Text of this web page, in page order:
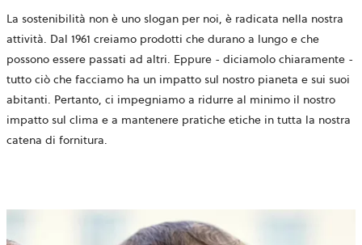
La sostenibilità non è uno slogan per noi, è radicata nella nostra
attività. Dal 1961 creiamo prodotti che durano a lungo e che
possono essere passati ad altri. Eppure - diciamolo chiaramente -
tutto ciò che facciamo ha un impatto sul nostro pianeta e sui suoi
abitanti. Pertanto, ci impegniamo a ridurre al minimo il nostro
impatto sul clima e a mantenere pratiche etiche in tutta la nostra
catena di fornitura.